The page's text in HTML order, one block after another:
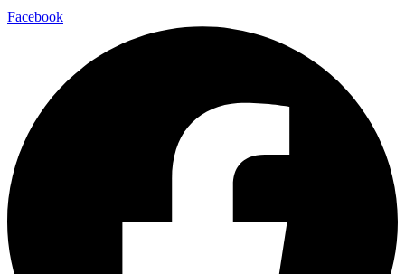
Facebook